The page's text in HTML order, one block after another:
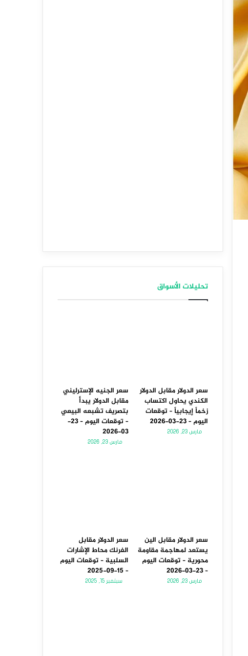
تحليلات الأسواق
سعر الدولار مقابل الدولار
الكندي يحاول اكتساب
زخماً إيجابياً – توقعات
اليوم – 23-03-2026
مارس 23, 2026
سعر الجنيه الإسترليني
مقابل الدولار يبدأ
بتصريف تشبعه البيعي
– توقعات اليوم – 23-
03-2026
مارس 23, 2026
سعر الدولار مقابل الين
يستعد لمهاجمة مقاومة
محورية – توقعات اليوم
– 23-03-2026
مارس 23, 2026
سعر الدولار مقابل
الفرنك محاط الإشارات
السلبية – توقعات اليوم
– 15-09-2025
سبتمبر 15, 2025